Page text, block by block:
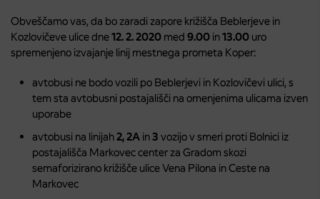
Obveščamo vas, da bo zaradi zapore križišča Beblerjeve in
Kozlovičeve ulice dne12. 2. 2020 med 9.00 in13.00 uro
spremenjeno izvajanje linij mestnega prometa Koper:
avtobusi ne bodo vozili po Beblerjevi in Kozlovičevi ulici, s
tem sta avtobusni postajališči na omenjenima ulicama izven
uporabe
avtobusi na linijah2, 2A in3 vozijo v smeri proti Bolnici iz
postajališča Markovec center za Gradom skozi
semaforizirano križišče ulice Vena Pilona in Ceste na
Markovec